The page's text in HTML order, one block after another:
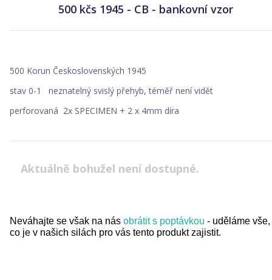
500 kčs 1945 - CB - bankovní vzor
500 Korun Československých 1945
stav 0-1 neznatelný svislý přehyb, téměř není vidět
perforovaná 2x SPECIMEN + 2 x 4mm díra
Aktuálně bohužel není dostupné.
Neváhajte se však na nás obrátit s poptávkou - uděláme vše,
co je v našich silách pro vás tento produkt zajistit.